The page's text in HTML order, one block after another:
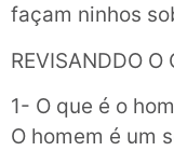
façam ninhos
REVISANDDO O
1- O que é o
O homem é um